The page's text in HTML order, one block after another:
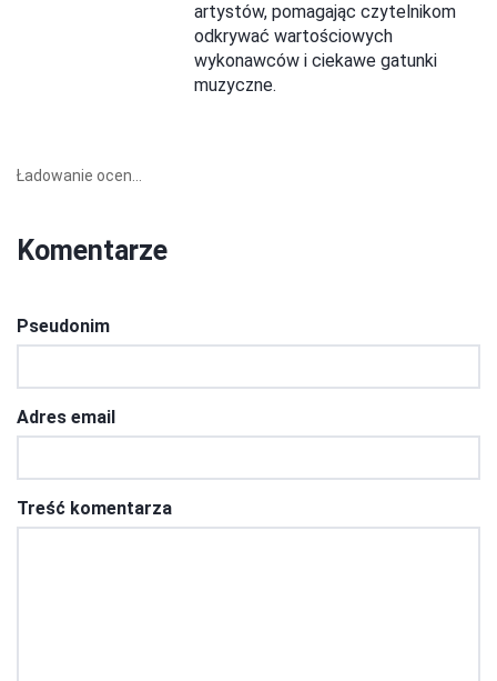
artystów, pomagając czytelnikom
odkrywać wartościowych
wykonawców i ciekawe gatunki
muzyczne.
Ładowanie ocen...
Komentarze
Pseudonim
Adres email
Treść komentarza